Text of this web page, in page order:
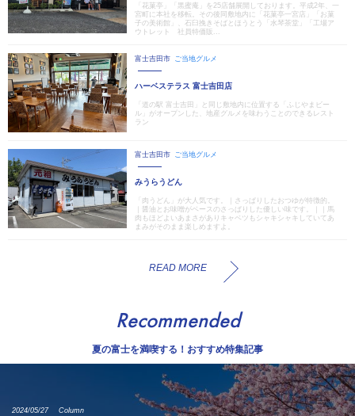
「花菓亭」「黒蜜庵」を25店舗展開しております。平成2年、一
宮町に本社を移転。その後同敷地内に「花菓亭一宮店」「お菓
子の美術館」、石臼挽きそばとほうとう「水琴茶堂」「工場ア
ウトレット 社員特価販...
富士吉田市 ご当地グルメ
ハーベステラス 富士吉田店
「道の駅 富士吉田」と同じ敷地内に位置する「ふじやまビー
ル」がオープンした、地産グルメを味わうことのできるレスト
ラン
富士吉田市 ご当地グルメ
みうらうどん
「肉うどん」が大人気です。｜さっぱりしたおつゆが特徴的。
｜醤油とお味噌がベースのさっぱりした優しい味です。｜｜馬
肉もほどよいあまさがありキャベツもシャキシャキしていてあ
まみがそのまま楽しめますよ。
READ MORE
Recommended
夏の富士を満喫する！おすすめ特集記事
2024/05/27 Column